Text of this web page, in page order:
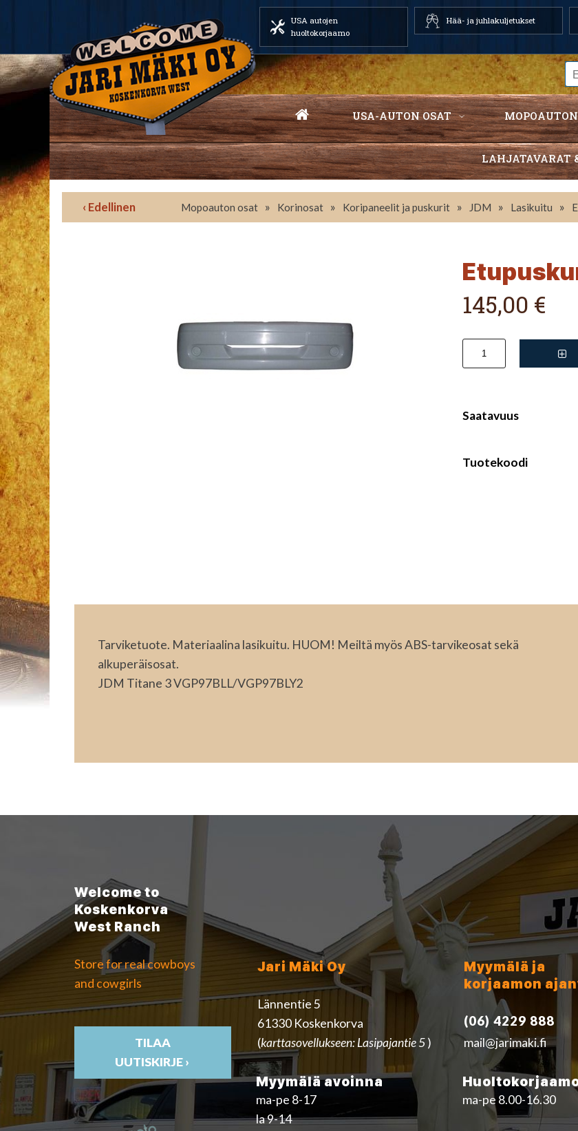
USA autojen
huoltokorjaamo
Hää- ja juhlakuljetukset
USA-AUTON OSAT
LAHJATAVARAT
‹ Edellinen Mopoauton osat » Korinosat » Koripaneelit ja puskurit » JDM » Lasikuitu »
145,00 €
Saatavuus
Tuotekoodi
Tarviketuote. Materiaalina lasikuitu. HUOM! Meiltä myös ABS-tarvikeosat sekä
alkuperäisosat.
JDM Titane 3 VGP97BLL/VGP97BLY2
Welcome to
Koskenkorva
West Ranch
Store for real cowboys
and cowgirls
TILAA
UUTISKIRJE ›
Jari Mäki Oy
Lännentie 5
61330 Koskenkorva
(karttasovellukseen: Lasipajantie 5)
Myymälä ja
korjaamon
(06) 4229 888
mail@jarimaki.fi
Myymälä avoinna
ma-pe 8-17
la 9-14
ma-pe 8.00-16.30